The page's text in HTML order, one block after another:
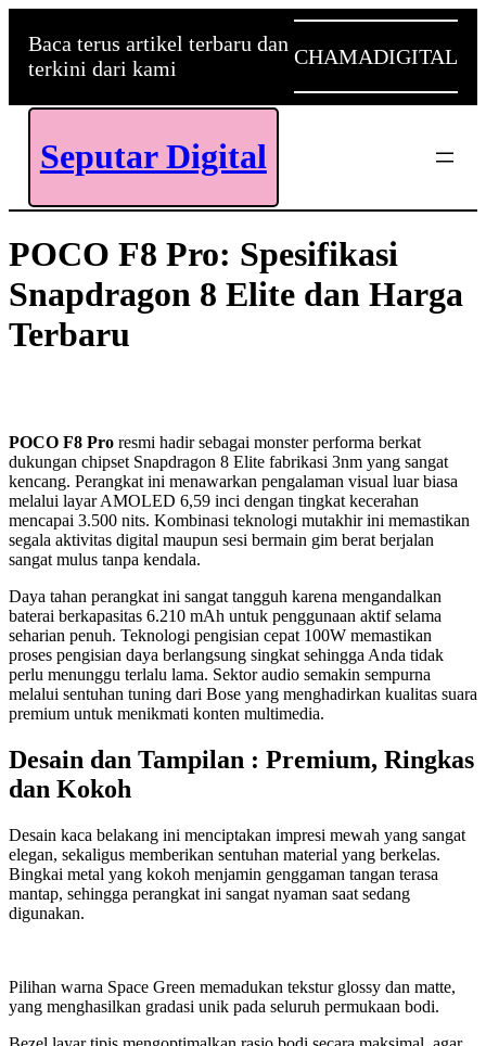
content
Baca terus artikel terbaru dan
terkini dari kami
CHAMADIGITAL
Seputar Digital
POCO F8 Pro: Spesifikasi
Snapdragon 8 Elite dan Harga
Terbaru
POCO F8 Pro resmi hadir sebagai monster performa berkat
dukungan chipset Snapdragon 8 Elite fabrikasi 3nm yang sangat
kencang. Perangkat ini menawarkan pengalaman visual luar biasa
melalui layar AMOLED 6,59 inci dengan tingkat kecerahan
mencapai 3.500 nits. Kombinasi teknologi mutakhir ini memastikan
segala aktivitas digital maupun sesi bermain gim berat berjalan
sangat mulus tanpa kendala.
Daya tahan perangkat ini sangat tangguh karena mengandalkan
baterai berkapasitas 6.210 mAh untuk penggunaan aktif selama
seharian penuh. Teknologi pengisian cepat 100W memastikan
proses pengisian daya berlangsung singkat sehingga Anda tidak
perlu menunggu terlalu lama. Sektor audio semakin sempurna
melalui sentuhan tuning dari Bose yang menghadirkan kualitas suara
premium untuk menikmati konten multimedia.
Desain dan Tampilan : Premium, Ringkas
dan Kokoh
Desain kaca belakang ini menciptakan impresi mewah yang sangat
elegan, sekaligus memberikan sentuhan material yang berkelas.
Bingkai metal yang kokoh menjamin genggaman tangan terasa
mantap, sehingga perangkat ini sangat nyaman saat sedang
digunakan.
Pilihan warna Space Green memadukan tekstur glossy dan matte,
yang menghasilkan gradasi unik pada seluruh permukaan bodi.